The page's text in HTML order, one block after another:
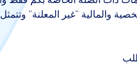
والمالية "غير المعلنة"